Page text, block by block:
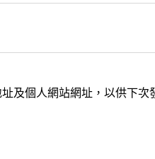
及個人網站網址，以供下次